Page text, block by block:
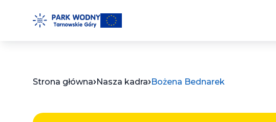
Strona główna Nasza kadra Bożena Bednarek